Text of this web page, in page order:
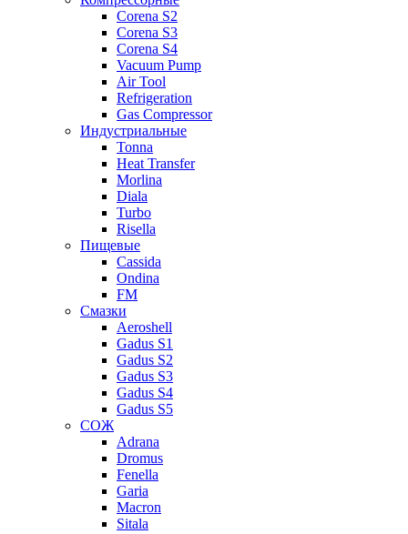
Corena S2
Corena S3
Corena S4
Vacuum Pump
Air Tool
Refrigeration
Gas Compressor
Индустриальные
Tonna
Heat Transfer
Morlina
Diala
Turbo
Risella
Пищевые
Cassida
Ondina
FM
Смазки
Aeroshell
Gadus S1
Gadus S2
Gadus S3
Gadus S4
Gadus S5
СОЖ
Adrana
Dromus
Fenella
Garia
Macron
Sitala